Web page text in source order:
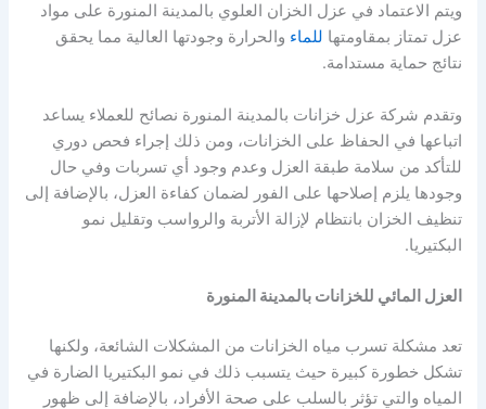
ويتم الاعتماد في عزل الخزان العلوي بالمدينة المنورة على مواد
عزل تمتاز بمقاومتها للماء والحرارة وجودتها العالية مما يحقق
نتائج حماية مستدامة.
وتقدم شركة عزل خزانات بالمدينة المنورة نصائح للعملاء يساعد
اتباعها في الحفاظ على الخزانات، ومن ذلك إجراء فحص دوري
للتأكد من سلامة طبقة العزل وعدم وجود أي تسربات وفي حال
وجودها يلزم إصلاحها على الفور لضمان كفاءة العزل، بالإضافة إلى
تنظيف الخزان بانتظام لإزالة الأتربة والرواسب وتقليل نمو
البكتيريا.
العزل المائي للخزانات بالمدينة المنورة
تعد مشكلة تسرب مياه الخزانات من المشكلات الشائعة، ولكنها
تشكل خطورة كبيرة حيث يتسبب ذلك في نمو البكتيريا الضارة في
المياه والتي تؤثر بالسلب على صحة الأفراد، بالإضافة إلى ظهور